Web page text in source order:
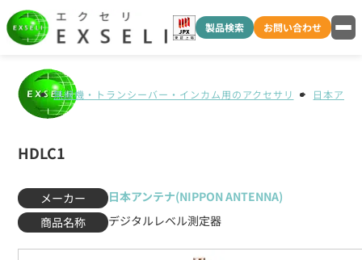
製品検索 お問い合わせ
無線機・トランシーバー・インカム用のアクセサリ 日本アン
HDLC1
メーカー
日本アンテナ(NIPPON ANTENNA)
商品名称
デジタルレベル測定器